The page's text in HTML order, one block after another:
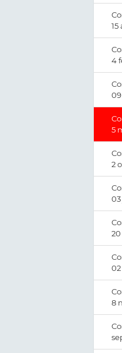
15
4
5
2
20
02
8